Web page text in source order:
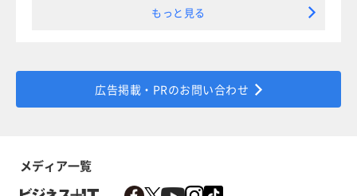
もっと見る
広告掲載・PRのお問い合わせ
メディア一覧